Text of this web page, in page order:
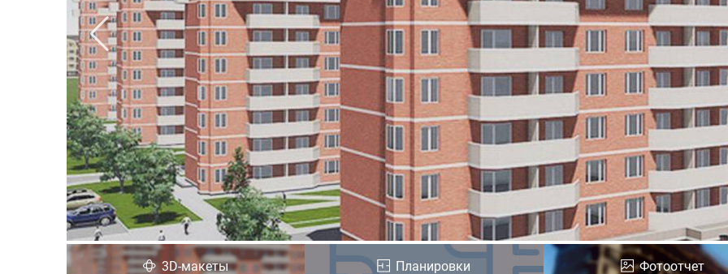
3D-макеты Планировки Фотоотчет